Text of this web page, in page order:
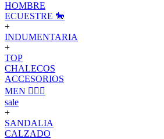
HOMBRE
ECUESTRE 🐎
+
INDUMENTARIA
+
TOP
CHALECOS
ACCESORIOS
MEN 🙋🏽‍♂️
sale
+
SANDALIA
CALZADO